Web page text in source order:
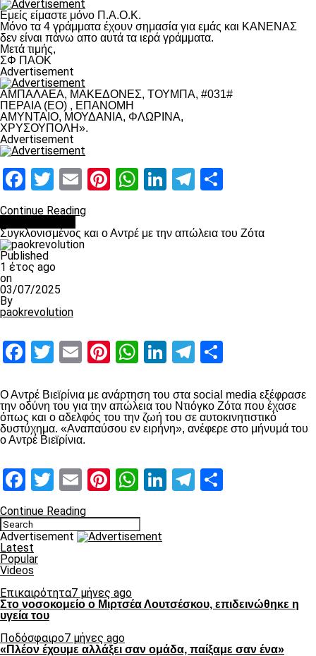
Εμείς είμαστε μόνο Π.Α.Ο.Κ.
Μόνο τα 4 γράμματα έχουν σημασία για εμάς και ΚΑΝΕΝΑΣ
δεν είναι πάνω απο αυτά τα ιερά γράμματα.
Μετά τιμής,
ΣΦ ΠΑΟΚ
Advertisement
ΑΜΠΑΛΑΕΑ, ΜΑΚΕΔΟΝΕΣ, ΤΟΥΜΠΑ, #031#
ΠΕΡΑΙΑ (ΕΟ) , ΕΠΑΝΟΜΗ
ΑΜΥΝΤΑΙΟ, ΜΟΥΔΑΝΙΑ, ΦΛΩΡΙΝΑ,
ΧΡΥΣΟΥΠΟΛΗ».
Advertisement
Facebook
Twitter
EmailPinterest
WhatsApp
LinkedIn
Telegram
Continue Reading
Συγκλονισμένος και ο Αντρέ με την απώλεια του Ζότα
Published
1 έτος ago
on
03/07/2025
By
paokrevolution
Facebook
Twitter
EmailPinterest
WhatsApp
LinkedIn
Telegram
Ο Αντρέ Βιεϊρίνια με ανάρτηση του στα social media εξέφρασε
την οδύνη του για την απώλεια του Ντιόγκο Ζότα που έχασε
όπως και ο αδελφός του την ζωή του σε αυτοκινητιστικό
δυστύχημα. «Αναπαύσου εν ειρήνη», ανέφερε στο μήνυμά του
ο Αντρέ Βιεϊρίνια.
Facebook
Twitter
EmailPinterest
WhatsApp
LinkedIn
Telegram
Continue Reading
Advertisement
Latest
Popular
Videos
Επικαιρότητα7 μήνες ago
Στο νοσοκομείο ο Μιρτσέα Λουτσέσκου, επιδεινώθηκε η
υγεία του
Ποδόσφαιρο7 μήνες ago
«Πλέον έχουμε αλλάξει σαν ομάδα, παίξαμε σαν ένα»